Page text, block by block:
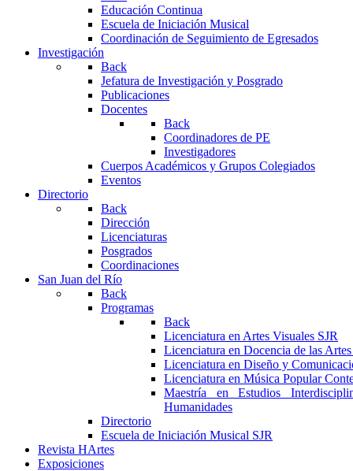
Educación Continua
Escuela de Iniciación Musical
Coordinación de Seguimiento de Egresados
Investigación
Back
Jefatura de Investigación y Posgrado
Publicaciones
Docentes
Back
Coordinadores de PE
Investigadores
Cuerpos Académicos y Grupos Colegiados
Eventos
Directorio
Back
Dirección
Licenciaturas
Posgrados
Coordinaciones
San Juan del Río
Back
Programas
Back
Licenciatura en Artes Visuales SJR
Licenciatura en Docencia de las
Licenciatura en Diseño y
Licenciatura en Música Popular
Maestría en Estudios
Humanidades
Directorio
Escuela de Iniciación Musical SJR
Revista HArtes
Exposiciones